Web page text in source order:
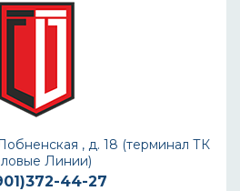
, д. 18 (терминал ТК
Линии)
44-27